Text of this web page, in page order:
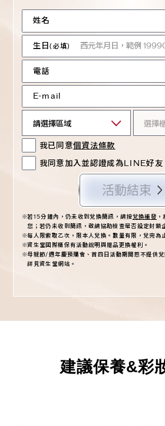
建議保養&彩